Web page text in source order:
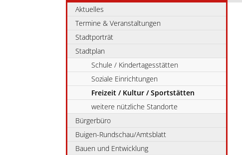
Aktuelles
Termine & Veranstaltungen
Stadtporträt
Stadtplan
Schule / Kindertagesstätten
Soziale Einrichtungen
Freizeit / Kultur / Sportstätten
weitere nützliche Standorte
Bürgerbüro
Buigen-Rundschau/Amtsblatt
Bauen und Entwicklung